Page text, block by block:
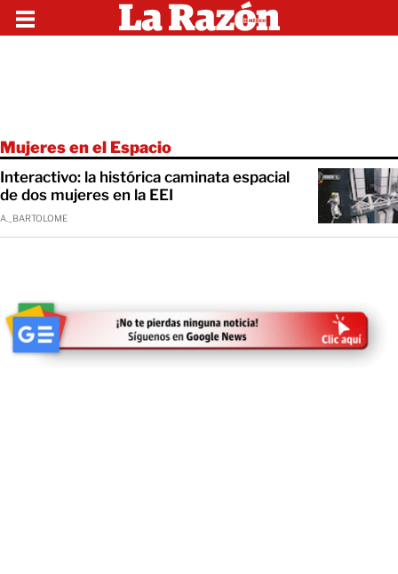
Mujeres en el Espacio
Interactivo: la histórica caminata espacial
de dos mujeres en la EEI
A._BARTOLOME